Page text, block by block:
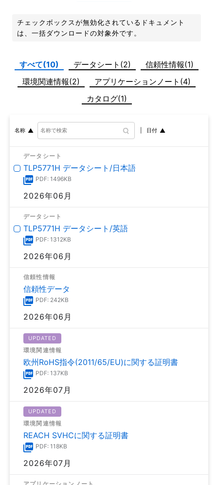
チェックボックスが無効化されているドキュメント
は、一括ダウンロードの対象外です。
すべて(10) データシート(2)
信頼性情報(1)
環境関連情報(2)
アプリケーションノート(4)
カタログ(1)
名称 日付
データシート
TLP5771H データシート/日本語
PDF: 1496KB
2026年06月
データシート
TLP5771H データシート/英語
PDF: 1312KB
2026年06月
信頼性情報
信頼性データ
PDF: 242KB
2026年06月
UPDATED
環境関連情報
欧州RoHS指令(2011/65/EU)に関する証明書
PDF: 137KB
2026年07月
UPDATED
環境関連情報
REACH SVHCに関する証明書
PDF: 118KB
2026年07月